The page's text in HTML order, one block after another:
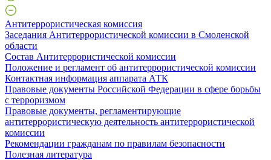
Антитеррористическая комиссия
Заседания Антитеррористической комиссии в Смоленской
области
Состав Антитеррористической комиссии
Положение и регламент об антитеррористической комиссии
Контактная информация аппарата АТК
Правовые документы Российской Федерации в сфере борьбы
с терроризмом
Правовые документы, регламентирующие
антитеррористическую деятельность антитеррористической
комиссии
Рекомендации гражданам по правилам безопасности
Полезная литература